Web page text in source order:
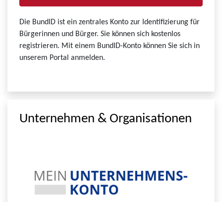
Die BundID ist ein zentrales Konto zur Identifizierung für
Bürgerinnen und Bürger. Sie können sich kostenlos
registrieren. Mit einem BundID-Konto können Sie sich in
unserem Portal anmelden.
Unternehmen & Organisationen